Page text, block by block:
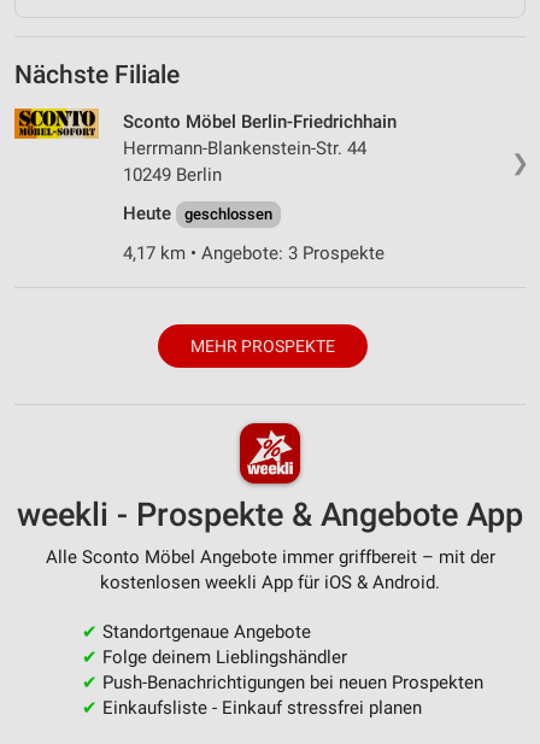
Nächste Filiale
❯
Sconto Möbel Berlin-Friedrichhain
Herrmann-Blankenstein-Str. 44
10249 Berlin
Heute
geschlossen
4,17 km • Angebote: 3 Prospekte
MEHR PROSPEKTE
weekli - Prospekte & Angebote App
Alle Sconto Möbel Angebote immer griffbereit – mit der
kostenlosen weekli App für iOS & Android.
✔ Standortgenaue Angebote
✔ Folge deinem Lieblingshändler
✔ Push-Benachrichtigungen bei neuen Prospekten
✔ Einkaufsliste - Einkauf stressfrei planen